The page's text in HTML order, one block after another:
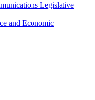
Legislative
and Economic